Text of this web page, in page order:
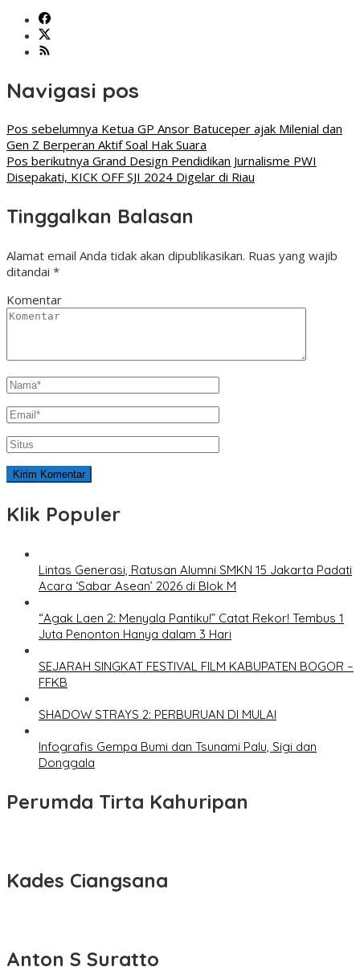
Navigasi pos
Pos sebelumnya Ketua GP Ansor Batuceper ajak Milenial dan
Gen Z Berperan Aktif Soal Hak Suara
Pos berikutnya Grand Design Pendidikan Jurnalisme PWI
Disepakati, KICK OFF SJI 2024 Digelar di Riau
Tinggalkan Balasan
Alamat email Anda tidak akan dipublikasikan. Ruas yang wajib
ditandai *
Komentar
Klik Populer
Lintas Generasi, Ratusan Alumni SMKN 15 Jakarta Padati
Acara ‘Sabar Asean’ 2026 di Blok M
“Agak Laen 2: Menyala Pantiku!” Catat Rekor! Tembus 1
Juta Penonton Hanya dalam 3 Hari
SEJARAH SINGKAT FESTIVAL FILM KABUPATEN BOGOR –
FFKB
SHADOW STRAYS 2: PERBURUAN DI MULAI
Infografis Gempa Bumi dan Tsunami Palu, Sigi dan
Donggala
Perumda Tirta Kahuripan
Kades Ciangsana
Anton S Suratto